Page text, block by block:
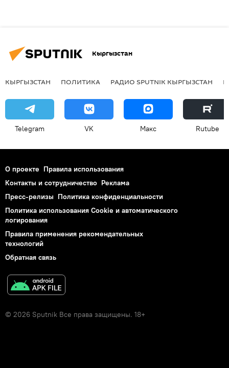
Кыргызстан
КЫРГЫЗСТАН ПОЛИТИКА РАДИО SPUTNIK КЫРГЫЗСТАН
Telegram VK Макс Rutube
О проекте Правила использования
Контакты и сотрудничество Реклама
Пресс-релизы Политика конфиденциальности
Политика использования Cookie и автоматического
логирования
Правила применения рекомендательных
технологий
Обратная связь
© 2026 Sputnik Все права защищены. 18+